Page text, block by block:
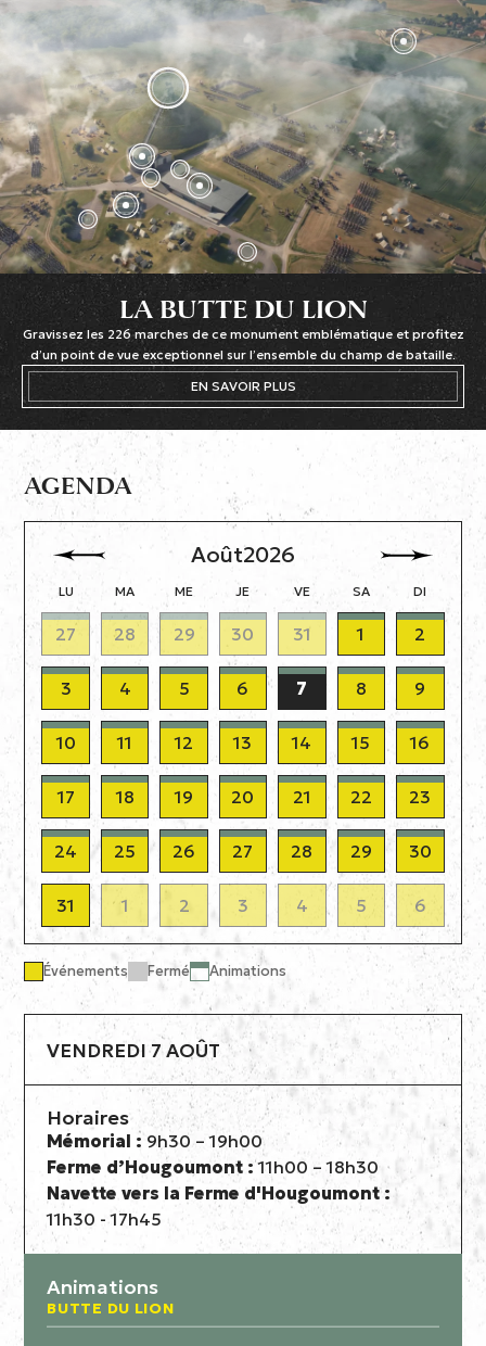
LA BUTTE DU LION
Gravissez les 226 marches de ce monument emblématique et profitez
d’un point de vue exceptionnel sur l’ensemble du champ de bataille.
EN SAVOIR PLUS
AGENDA
Août2026
LU MA ME JE VE SA DI
27 28 29 30 31 1 2
3 4 5 6 7 8 9
10 11 12 13 14 15 16
17 18 19 20 21 22 23
24 25 26 27 28 29 30
31 1 2 3 4 5 6
Événements Fermé Animations
VENDREDI 7 AOÛT
Horaires
Mémorial : 9h30 – 19h00
Ferme d’Hougoumont :11h00 – 18h30
Navette vers la Ferme d'Hougoumont :
11h30 - 17h45
Animations
BUTTE DU LION